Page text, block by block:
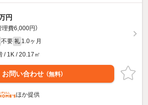
円
理費6,000円）
不要 礼 1.0ヶ月
/ 1K / 20.17㎡
お問い合わせ （無料）
ほか提供